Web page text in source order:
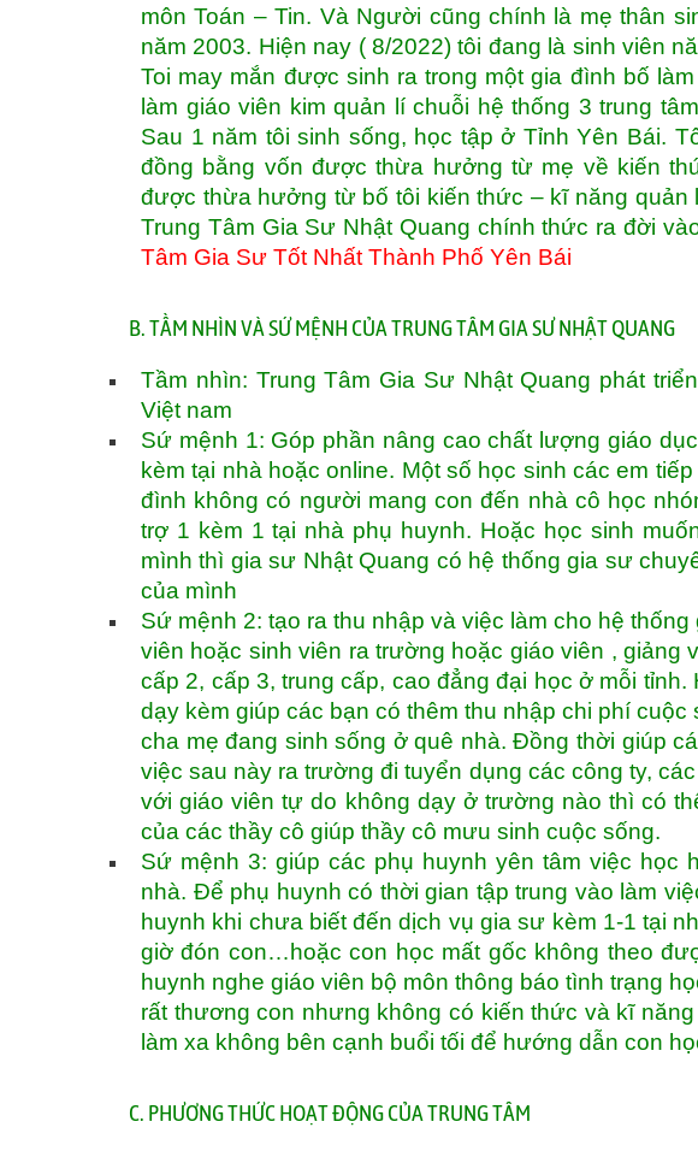
môn Toán – Tin. Và Người cũng chính là mẹ thân
năm 2003. Hiện nay ( 8/2022) tôi đang là sinh viên
Toi may mắn được sinh ra trong một gia đình bố
làm giáo viên kim quản lí chuỗi hệ thống 3 trung
Sau 1 năm tôi sinh sống, học tập ở Tỉnh Yên Bái.
đồng bằng vốn được thừa hưởng từ mẹ về kiến
được thừa hưởng từ bố tôi kiến thức – kĩ năng quản
Trung Tâm Gia Sư Nhật Quang chính thức ra đời
Tâm Gia Sư Tốt Nhất Thành Phố Yên Bái
B. TẦM NHÌN VÀ SỨ MỆNH CỦA TRUNG TÂM GIA SƯ NHẬT QUANG
Tầm nhìn: Trung Tâm Gia Sư Nhật Quang phát
Việt nam
Sứ mệnh 1: Góp phần nâng cao chất lượng giáo
kèm tại nhà hoặc online. Một số học sinh các em
đình không có người mang con đến nhà cô học
trợ 1 kèm 1 tại nhà phụ huynh. Hoặc học sinh
mình thì gia sư Nhật Quang có hệ thống gia sư
của mình
Sứ mệnh 2: tạo ra thu nhập và việc làm cho hệ
viên hoặc sinh viên ra trường hoặc giáo viên , giảng
cấp 2, cấp 3, trung cấp, cao đẳng đại học ở mỗi
dạy kèm giúp các bạn có thêm thu nhập chi phí
cha mẹ đang sinh sống ở quê nhà. Đồng thời giúp
việc sau này ra trường đi tuyển dụng các công ty,
với giáo viên tự do không dạy ở trường nào thì có
của các thầy cô giúp thầy cô mưu sinh cuộc sống.
Sứ mệnh 3: giúp các phụ huynh yên tâm việc học
nhà. Để phụ huynh có thời gian tập trung vào làm
huynh khi chưa biết đến dịch vụ gia sư kèm 1-1 tại
giờ đón con…hoặc con học mất gốc không theo
huynh nghe giáo viên bộ môn thông báo tình trạng
rất thương con nhưng không có kiến thức và kĩ
làm xa không bên cạnh buổi tối để hướng dẫn con
C. PHƯƠNG THỨC HOẠT ĐỘNG CỦA TRUNG TÂM